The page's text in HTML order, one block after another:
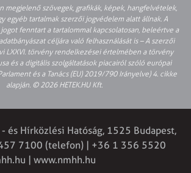
megjelenő szövegek, grafikák, képek, hangfelvételek,
egyéb tartalmak szerzői jogvédelem alatt állnak. A
fenntart a tartalommal kapcsolatosan, beleértve a
céljára való felhasználását is – A szerzői
LXXVI. törvény rendelkezései értelmében a törvény
és a digitális szolgáltatások piacairól szóló európai
és a Tanács (EU) 2019/790 Irányelve) 4. cikke
alapján. © 2026 HETEK.HU Kft.
és Hírközlési Hatóság, 1525 Budapest,
7100 (telefon) | +36 1 356 5520
| www.nmhh.hu